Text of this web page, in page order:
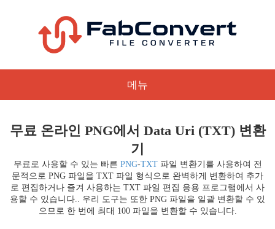
메뉴
무료 온라인 PNG에서 Data Uri (TXT) 변환
기
무료로 사용할 수 있는 빠른 PNG-TXT파일 변환기를 사용하여 전
문적으로 PNG 파일을 TXT 파일 형식으로 완벽하게 변환하여 추가
로 편집하거나 즐겨 사용하는 TXT 파일 편집 응용 프로그램에서 사
용할 수 있습니다.. 우리 도구는 또한 PNG 파일을 일괄 변환할 수 있
으므로 한 번에 최대 100 파일을 변환할 수 있습니다.